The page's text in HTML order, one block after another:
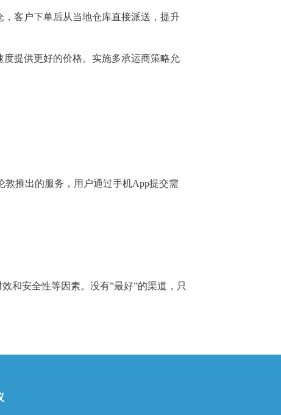
客户下单后从当地仓库直接派送，提升
提供更好的价格。实施多承运商策略允
敦推出的服务，用户通过手机App提交需
和安全性等因素。没有”最好”的渠道，只